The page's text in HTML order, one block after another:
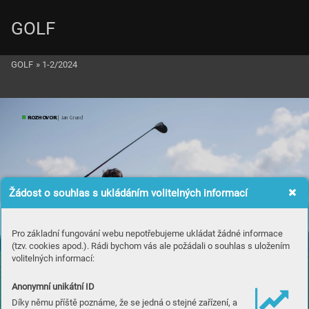
Žádost o souhlas s ukládáním volitelných informací
Pro základní fungování webu nepotřebujeme ukládat žádné informace
(tzv. cookies apod.). Rádi bychom vás ale požádali o souhlas s uložením
volitelných informací:
Anonymní unikátní ID
Díky němu příště poznáme, že se jedná o stejné zařízení, a
ROZHOVOR | Jan Grund
GOLF
GOLF » 1-2/2024